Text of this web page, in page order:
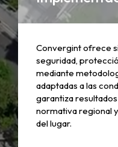
Convergint ofrece
seguridad,
mediante
adaptadas a las
garantiza
normativa regional
del lugar.